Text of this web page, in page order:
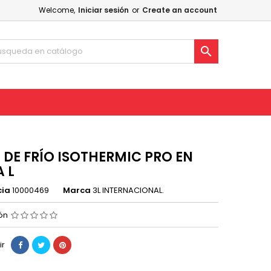
Welcome, Iniciar sesión or Create an account

FRÍO ISOTHERMIC PRO EN
L
10000469 Marca 3L INTERNACIONAL.